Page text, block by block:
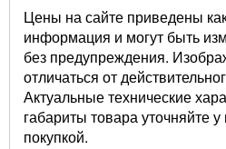
Цены на сайте приведены
информация и могут быть
без предупреждения.
отличаться от
Актуальные технические
габариты товара уточняйте
покупкой.